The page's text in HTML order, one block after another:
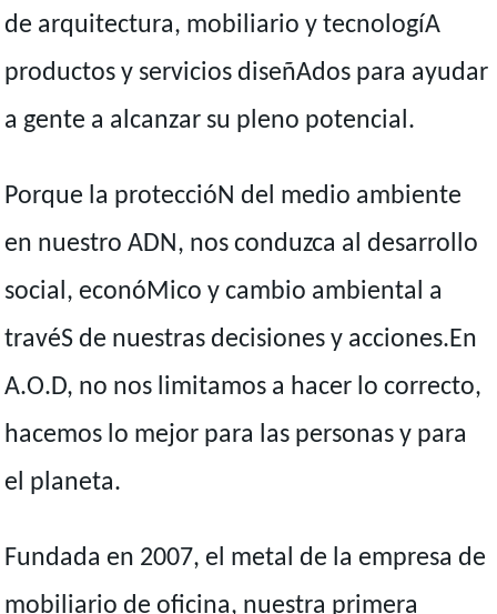
de arquitectura, mobiliario y tecnologíA
productos y servicios diseñAdos para ayudar
a gente a alcanzar su pleno potencial.
Porque la proteccióN del medio ambiente
en nuestro ADN, nos conduzca al desarrollo
social, econóMico y cambio ambiental a
travéS de nuestras decisiones y acciones.En
A.O.D, no nos limitamos a hacer lo correcto,
hacemos lo mejor para las personas y para
el planeta.
Fundada en 2007, el metal de la empresa de
mobiliario de oficina, nuestra primera